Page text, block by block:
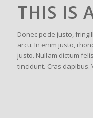
THIS IS
Donec pede justo,
arcu. In enim justo,
justo. Nullam dictum
tincidunt. Cras dapibus.